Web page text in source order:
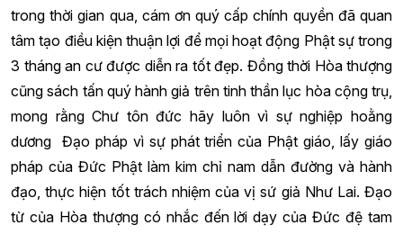
trong thời gian qua, cám ơn quý cấp chính quyền đã quan
tâm tạo điều kiện thuận lợi để mọi hoạt động Phật sự trong
3 tháng an cư được diễn ra tốt đẹp. Đồng thời Hòa thượng
cũng sách tấn quý hành giả trên tinh thần lục hòa cộng trụ,
mong rằng Chư tôn đức hãy luôn vì sự nghiệp hoằng
dương Đạo pháp vì sự phát triển của Phật giáo, lấy giáo
pháp của Đức Phật làm kim chỉ nam dẫn đường và hành
đạo, thực hiện tốt trách nhiệm của vị sứ giả Như Lai. Đạo
từ của Hòa thượng có nhắc đến lời dạy của Đức đệ tam